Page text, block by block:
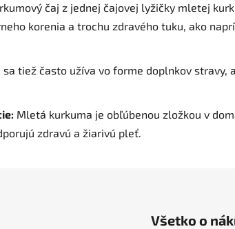
čaj z jednej čajovej lyžičky mletej
korenia a trochu zdravého tuku, ako
sa tiež často užíva vo forme doplnkov
Mletá kurkuma je obľúbenou zložkou v
zdravú a žiarivú pleť.
Všetko o